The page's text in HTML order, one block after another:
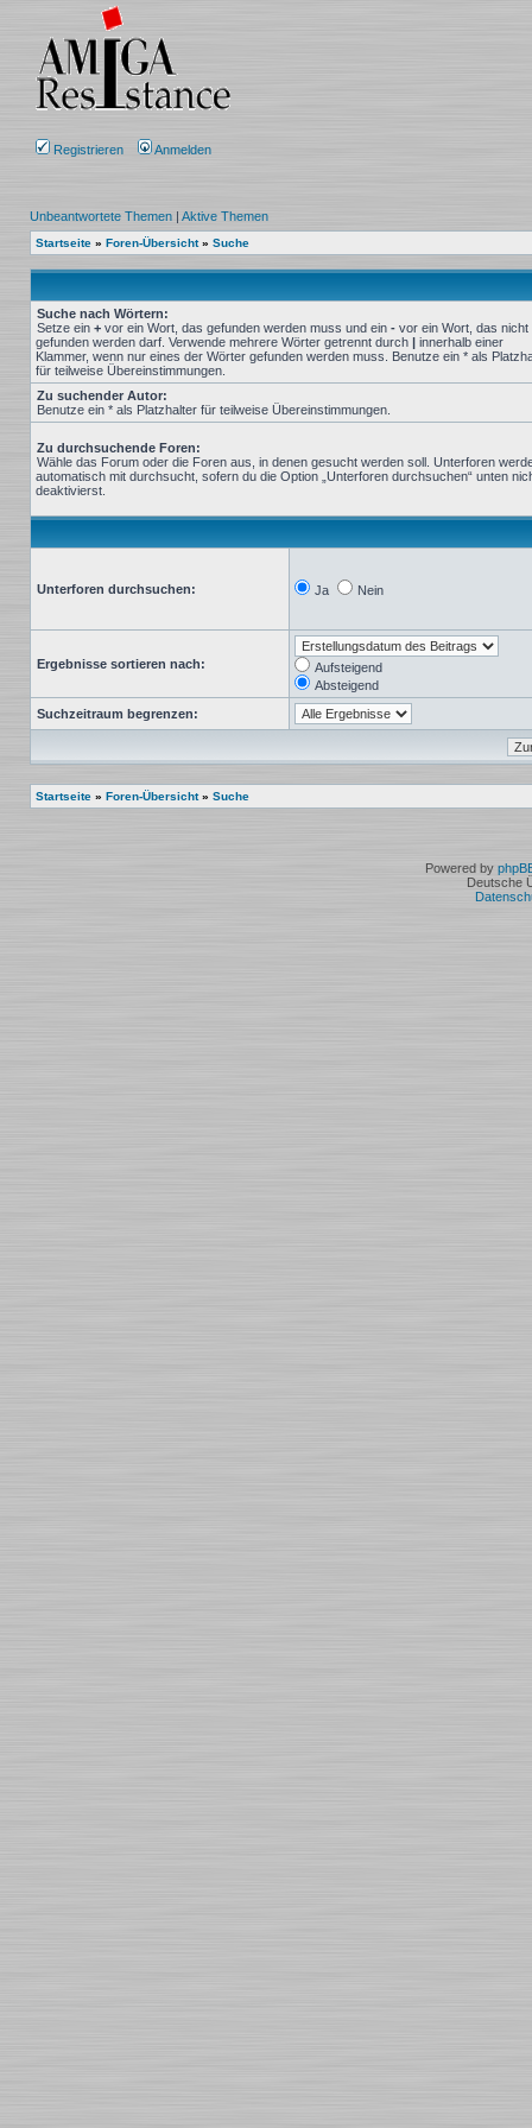
Registrieren Anmelden
Unbeantwortete Themen | Aktive Themen
Startseite » Foren-Übersicht» Suche
Suche nach Wörtern:
Setze ein + vor ein Wort, das gefunden werden muss und ein - vor ein Wort, das nicht
gefunden werden darf. Verwende mehrere Wörter getrennt durch | innerhalb einer
Klammer, wenn nur eines der Wörter gefunden werden muss. Benutze ein * als
für teilweise Übereinstimmungen.
Zu suchender Autor:
Benutze ein * als Platzhalter für teilweise Übereinstimmungen.
Zu durchsuchende Foren:
Wähle das Forum oder die Foren aus, in denen gesucht werden soll. Unterforen
automatisch mit durchsucht, sofern du die Option „Unterforen durchsuchen“ unten
deaktivierst.
Unterforen durchsuchen: Ja Nein
Ergebnisse sortieren nach:
Aufsteigend
Absteigend
Suchzeitraum begrenzen:
Startseite » Foren-Übersicht» Suche
Powered by
Deutsche